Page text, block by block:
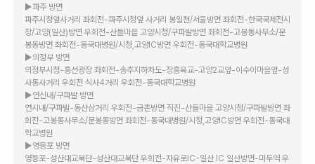
▶파주 방면
파주시청앞사거리 좌회전-파주시청앞 사거리 봉일천/서울방면 좌회전-한국국제전시
장/고양(일산)방면 우회전-산들마을 고양시청/구파발방면 좌회전-고봉동사무소/문
봉동방면 좌회전-동국대병원/시청,고양IC방면 우회전-동국대학교병원
▶의정부 방면
의정부시청-흥선광장 좌회전-송추지하차도-장흥육교-고양2교앞-이수이마을앞-성
사동사거리 우회전 식사4거리 우회전-동국대학교병원
▶연신내/구파발 방면
연시내/구파발-동산삼거리 우회전-금촌방면 직진-산들마을 고양시청/구파발방면 좌
회전-고봉동사무소/문봉동방면 좌회전-동국대병원/시청,고양IC방면 우회전-동국대
학교병원
▶영등포 방면
영등포-성산대교북단-성산대교북단 우회전-자유로IC-일산 IC 일산방면-마두역 우